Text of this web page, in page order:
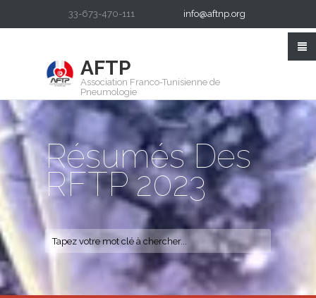
33-673-470-111 info@aftnp.org
AFTP
Association Franco-Tunisienne de
Pneumologie
Résumés Des
RFTP 2023